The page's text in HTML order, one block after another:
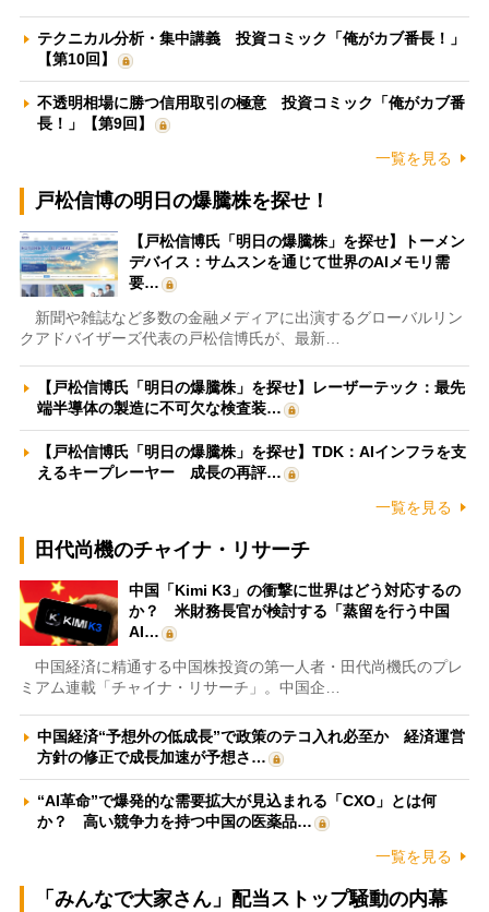
テクニカル分析・集中講義 投資コミック「俺がカブ番長！」
【第10回】
不透明相場に勝つ信用取引の極意 投資コミック「俺がカブ番
長！」【第9回】
一覧を見る
戸松信博の明日の爆騰株を探せ！
【戸松信博氏「明日の爆騰株」を探せ】トーメン
デバイス：サムスンを通じて世界のAIメモリ需
要…
新聞や雑誌など多数の金融メディアに出演するグローバルリン
クアドバイザーズ代表の戸松信博氏が、最新…
【戸松信博氏「明日の爆騰株」を探せ】レーザーテック：最先
端半導体の製造に不可欠な検査装…
【戸松信博氏「明日の爆騰株」を探せ】TDK：AIインフラを支
えるキープレーヤー 成長の再評…
一覧を見る
田代尚機のチャイナ・リサーチ
中国「Kimi K3」の衝撃に世界はどう対応するの
か？ 米財務長官が検討する「蒸留を行う中国
AI…
中国経済に精通する中国株投資の第一人者・田代尚機氏のプレ
ミアム連載「チャイナ・リサーチ」。中国企…
中国経済“予想外の低成長”で政策のテコ入れ必至か 経済運営
方針の修正で成長加速が予想さ…
“AI革命”で爆発的な需要拡大が見込まれる「CXO」とは何
か？ 高い競争力を持つ中国の医薬品…
一覧を見る
「みんなで大家さん」配当ストップ騒動の内幕